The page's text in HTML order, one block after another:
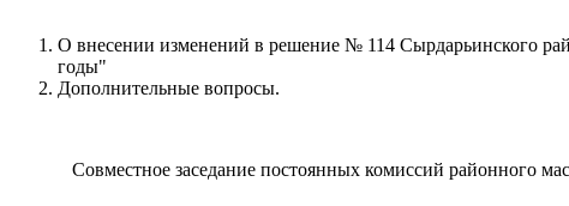
О внесении изменений в решение № 114 Сырдарьинского
годы"
Дополнительные вопросы.
Совместное заседание постоянных комиссий районного